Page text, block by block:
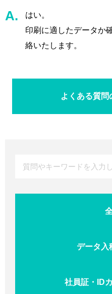
はい。
印刷に適したデータか
絡いたします。
よくある質問
データ入
社員証・ID